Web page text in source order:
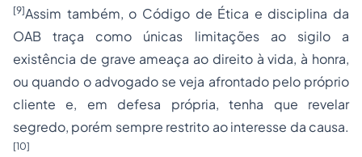
[9]Assim também, o Código de Ética e disciplina da
OAB traça como únicas limitações ao sigilo a
existência de grave ameaça ao direito à vida, à honra,
ou quando o advogado se veja afrontado pelo próprio
cliente e, em defesa própria, tenha que revelar
segredo, porém sempre restrito ao interesse da causa.
[10]